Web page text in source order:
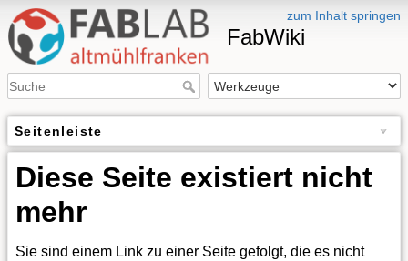
zum Inhalt springen
FabWiki
Seitenleiste
Diese Seite existiert nicht
mehr
Sie sind einem Link zu einer Seite gefolgt, die es nicht